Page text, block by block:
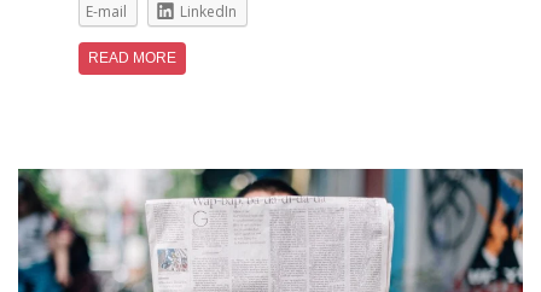
E-mail LinkedIn
READ MORE